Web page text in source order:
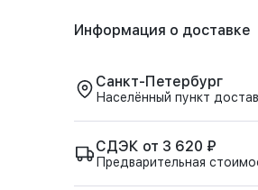
Информация о доставке
Санкт-Петербург
Населённый пункт
СДЭК от 3 620 ₽
Предварительная